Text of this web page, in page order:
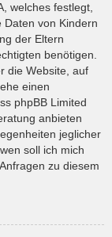
welches festlegt,
Daten von Kindern
der Eltern
benötigen.
die Website, auf
einen
phpBB Limited
anbieten
jeglicher
soll ich mich
zu diesem